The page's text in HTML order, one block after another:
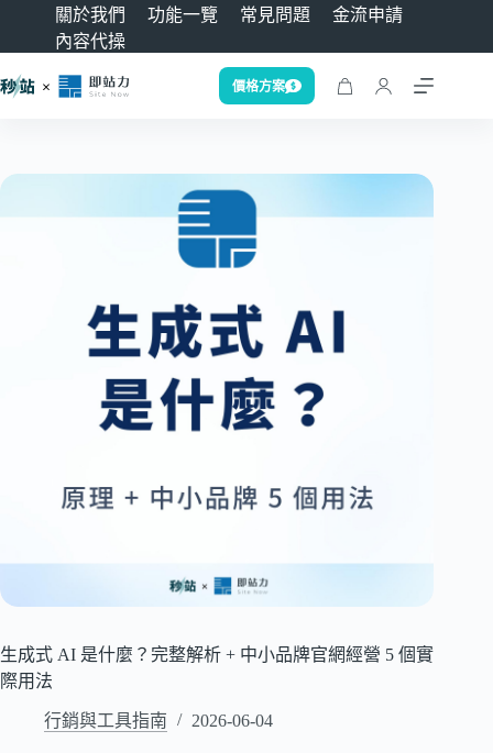
關於我們 功能一覽 常見問題
金流申請
內容代操
價格方案
生成式 AI 是什麼？完整解析 + 中小品牌官網經營 5 個實
際用法
行銷與工具指南 2026-06-04